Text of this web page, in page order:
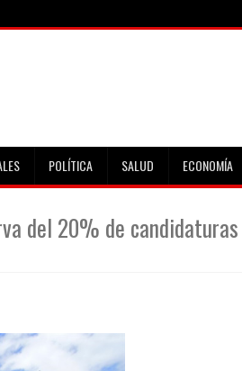
POLÍTICA SALUD ECONOMÍA
del 20% de candidaturas